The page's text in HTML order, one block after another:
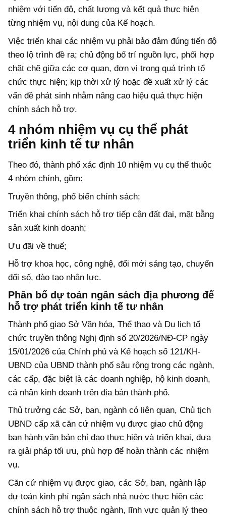
nhiệm với tiến độ, chất lượng và kết quả thực hiện
từng nhiệm vụ, nội dung của Kế hoạch.
Việc triển khai các nhiệm vụ phải bảo đảm đúng tiến độ
theo lộ trình đề ra; chủ động bố trí nguồn lực, phối hợp
chặt chẽ giữa các cơ quan, đơn vị trong quá trình tổ
chức thực hiện; kịp thời xử lý hoặc đề xuất xử lý các
vấn đề phát sinh nhằm nâng cao hiệu quả thực hiện
chính sách hỗ trợ.
4 nhóm nhiệm vụ cụ thể phát
triển kinh tế tư nhân
Theo đó, thành phố xác định 10 nhiệm vụ cụ thể thuộc
4 nhóm chính, gồm:
Truyền thông, phổ biến chính sách;
Triển khai chính sách hỗ trợ tiếp cận đất đai, mặt bằng
sản xuất kinh doanh;
Ưu đãi về thuế;
Hỗ trợ khoa học, công nghệ, đổi mới sáng tạo, chuyển
đổi số, đào tạo nhân lực.
Phân bổ dự toán ngân sách địa phương để
hỗ trợ phát triển kinh tế tư nhân
Thành phố giao Sở Văn hóa, Thể thao và Du lịch tổ
chức truyền thông Nghị định số 20/2026/NĐ-CP ngày
15/01/2026 của Chính phủ và Kế hoạch số 121/KH-
UBND của UBND thành phố sâu rộng trong các ngành,
các cấp, đặc biệt là các doanh nghiệp, hộ kinh doanh,
cá nhân kinh doanh trên địa bàn thành phố.
Thủ trưởng các Sở, ban, ngành có liên quan, Chủ tịch
UBND cấp xã căn cứ nhiệm vụ được giao chủ động
ban hành văn bản chỉ đạo thực hiện và triển khai, đưa
ra giải pháp tối ưu, phù hợp để hoàn thành các nhiệm
vụ.
Căn cứ nhiệm vụ được giao, các Sở, ban, ngành lập
dự toán kinh phí ngân sách nhà nước thực hiện các
chính sách hỗ trợ thuộc ngành, lĩnh vực quản lý theo